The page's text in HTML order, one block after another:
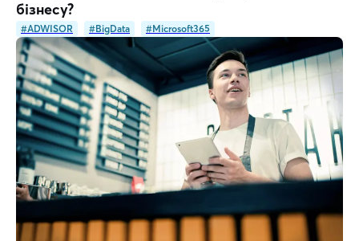
бізнесу?
#ADWISOR #BigData #Microsoft365